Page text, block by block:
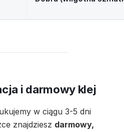
i darmowy klej
w ciągu 3-5 dni
znajdziesz darmowy,